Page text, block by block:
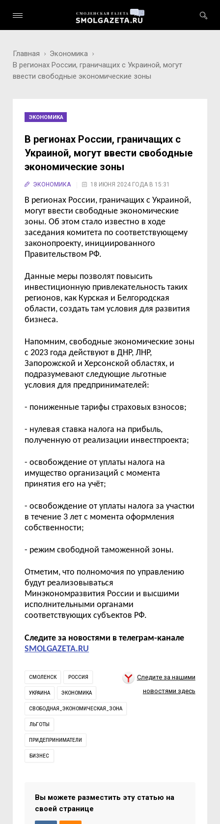
Главная
Экономика
В регионах России, граничащих с Украиной, могут
ввести свободные экономические зоны
ЭКОНОМИКА
В регионах России, граничащих с
Украиной, могут ввести свободные
экономические зоны
ЭКОНОМИКА 18 ИЮНЯ 2024 ГОДА В 15:31
В регионах России, граничащих с Украиной,
могут ввести свободные экономические
зоны. Об этом стало известно в ходе
заседания комитета по соответствующему
законопроекту, инициированного
Правительством РФ.
Данные меры позволят повысить
инвестиционную привлекательность таких
регионов, как Курская и Белгородская
области, создать там условия для развития
бизнеса.
Напомним, свободные экономические зоны
с 2023 года действуют в ДНР, ЛНР,
Запорожской и Херсонской областях, и
подразумевают следующие льготные
условия для предпринимателей:
- пониженные тарифы страховых взносов;
- нулевая ставка налога на прибыль,
полученную от реализации инвестпроекта;
-освобождение от уплаты налога на
имущество организаций с момента
принятия его научёт;
-освобождение от уплаты налога за участки
в течение 3 лет с момента оформления
собственности;
- режим свободной таможенной зоны.
Отметим, что полномочия по управлению
будут реализовываться
Минэкономразвития России и высшими
исполнительными органами
соответствующих субъектов РФ.
Следите за новостями в телеграм-канале
SMOLGAZETA.RU
СМОЛЕНСК РОССИЯ
УКРАИНА ЭКОНОМИКА
СВОБОДНАЯ_ЭКОНОМИЧЕСКАЯ_ЗОНА
ЛЬГОТЫ
ПРИДЕПРИНИМАТЕЛИ
БИЗНЕС
Следите за нашими
новостями здесь
Вы можете разместить эту статью на
своей странице